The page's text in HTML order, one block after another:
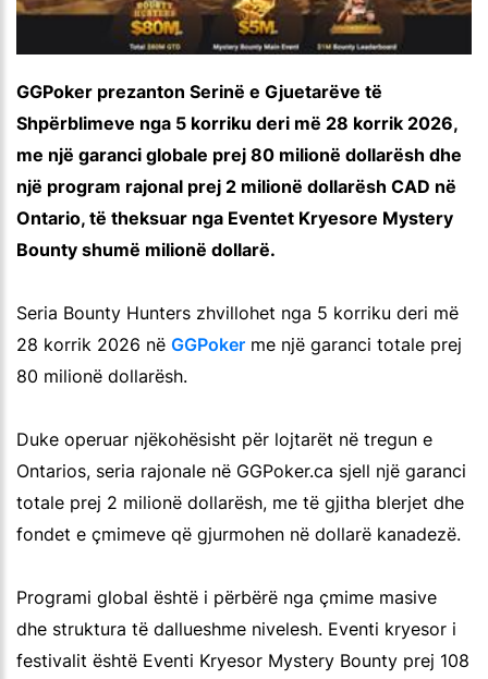
GGPoker prezanton Serinë e Gjuetarëve të
Shpërblimeve nga 5 korriku deri më 28 korrik 2026,
me një garanci globale prej 80 milionë dollarësh dhe
një program rajonal prej 2 milionë dollarësh CAD në
Ontario, të theksuar nga Eventet Kryesore Mystery
Bounty shumë milionë dollarë.
Seria Bounty Hunters zhvillohet nga 5 korriku deri më
28 korrik 2026 në GGPoker me një garanci totale prej
80 milionë dollarësh.
Duke operuar njëkohësisht për lojtarët në tregun e
Ontarios, seria rajonale në GGPoker.ca sjell një garanci
totale prej 2 milionë dollarësh, me të gjitha blerjet dhe
fondet e çmimeve që gjurmohen në dollarë kanadezë.
Programi global është i përbërë nga çmime masive
dhe struktura të dallueshme nivelesh. Eventi kryesor i
festivalit është Eventi Kryesor Mystery Bounty prej 108